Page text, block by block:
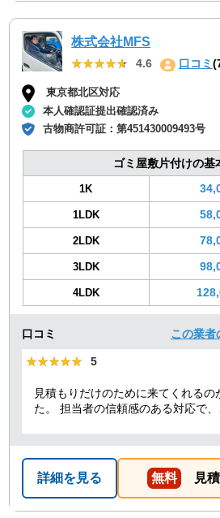
株式会社MFS
★★★★★
★★★★★ 4.6 口コミ
東京都北区対応
本人確認証提出確認済み
古物商許可証：第451430009493号
ゴミ屋敷片付けの基
1K
1LDK
2LDK
3LDK
4LDK
口コミ この業
★★★★★
★★★★★ 5
見積もりだけのために来てくれるの
た。 担当者の信頼感のある対応で、
せることで、結果的にもっとも安
詳細を見る 無料 見積